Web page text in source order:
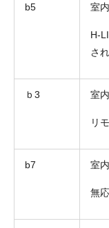
b5 室
H-
さ
ｂ3 室
リ
b7 室
無